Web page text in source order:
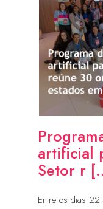
artificial
Setor r
Entre os dias